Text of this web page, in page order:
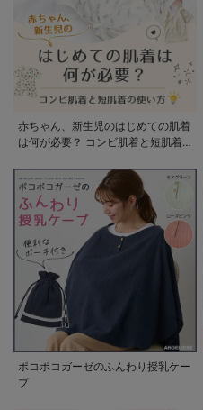
赤ちゃん、新生児のはじめての肌着
は何が必要？ コンビ肌着と短肌着
ポコポコガーゼのふんわり授乳ケー
プ